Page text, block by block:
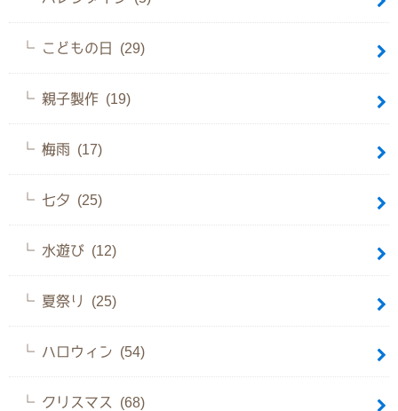
こどもの日 (29)
親子製作 (19)
梅雨 (17)
七夕 (25)
水遊び (12)
夏祭り (25)
ハロウィン (54)
クリスマス (68)